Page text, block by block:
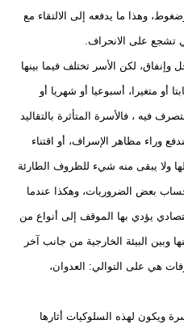
وهذا ما يدفعه إلى الالتقاء مع
تشجع على الانحراف.
لكن الأسر تختلف فيما بينها
أو متغيرا، أسبوعيا أو شهريا أو
فيه ، فالأسرة المتأثرة بالتقاليد
وراء مظاهر الإسراف، أو اقتناء
ولا يبقى منه شيء للظروف الطارئة
بعض الضروريات، وهكذا عندما
يؤدي بها الموقف إلى أنواع من
وبين البيئة الخارجية من جانب آخر
هي على التوالي: العدوان،
ويكون لهذه السلوكيات أثارها